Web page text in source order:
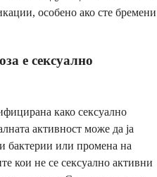
особено ако сте бремени
е сексуално
како сексуално
активност може да ја
бактерии или промена на
кои не се сексуално активни